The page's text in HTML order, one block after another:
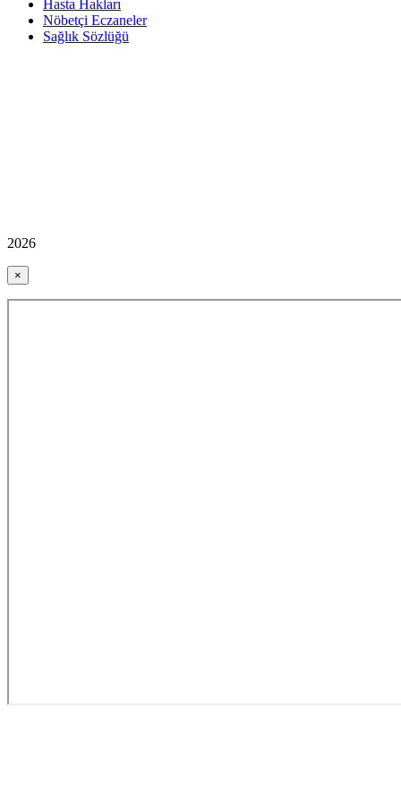
Hasta Hakları
Nöbetçi Eczaneler
Sağlık Sözlüğü
2026
×